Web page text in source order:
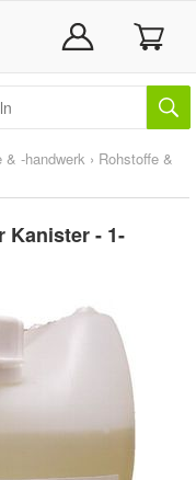
& -handwerk › Rohstoffe &
Kanister - 1-